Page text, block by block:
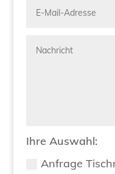
Ihre Auswahl:
Anfrage